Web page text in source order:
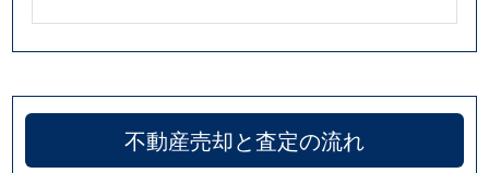
不動産売却と査定の流れ